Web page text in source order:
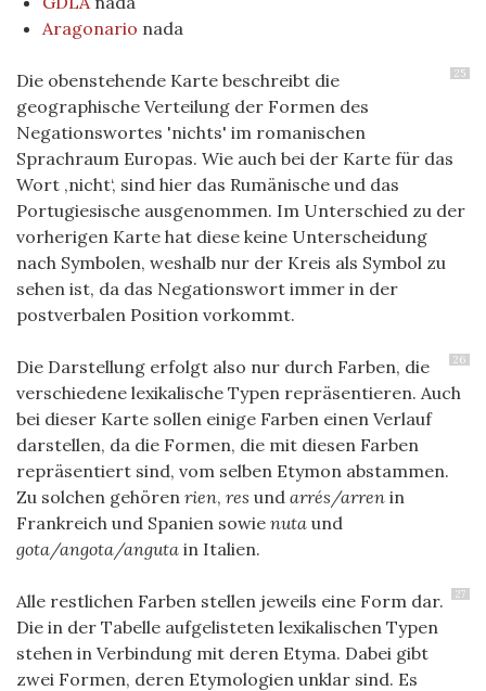
Aragonario nada
25
Die obenstehende Karte beschreibt die
geographische Verteilung der Formen des
Negationswortes 'nichts' im romanischen
Sprachraum Europas. Wie auch bei der Karte für das
Wort ‚nicht‘, sind hier das Rumänische und das
Portugiesische ausgenommen. Im Unterschied zu der
vorherigen Karte hat diese keine Unterscheidung
nach Symbolen, weshalb nur der Kreis als Symbol zu
sehen ist, da das Negationswort immer in der
postverbalen Position vorkommt.
26
Die Darstellung erfolgt also nur durch Farben, die
verschiedene lexikalische Typen repräsentieren. Auch
bei dieser Karte sollen einige Farben einen Verlauf
darstellen, da die Formen, die mit diesen Farben
repräsentiert sind, vom selben Etymon abstammen.
Zu solchen gehören rien, res und arrés/arren in
Frankreich und Spanien sowie nuta und
gota/angota/anguta in Italien.
27
Alle restlichen Farben stellen jeweils eine Form dar.
Die in der Tabelle aufgelisteten lexikalischen Typen
stehen in Verbindung mit deren Etyma. Dabei gibt
zwei Formen, deren Etymologien unklar sind. Es